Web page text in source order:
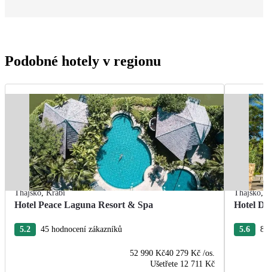
Podobné hotely v regionu
Thajsko,Krabi
Hotel Peace Laguna Resort & Spa
5.2 45 hodnocení zákazníků
52 990 Kč40 279 Kč /os.
Ušetřete 12 711 Kč
Thajsko,
Hotel
5.6